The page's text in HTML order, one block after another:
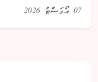
07 އޯގަސްޓު 2026